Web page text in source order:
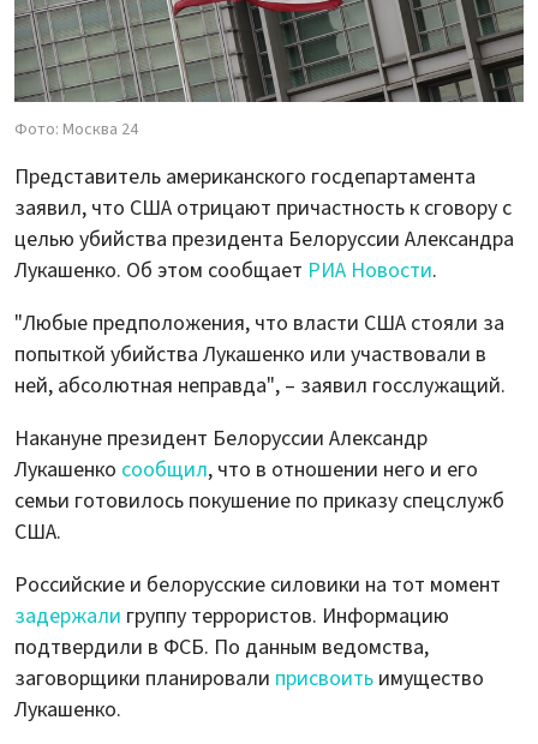
Фото: Москва 24
Представитель американского госдепартамента
заявил, что США отрицают причастность к сговору с
целью убийства президента Белоруссии Александра
Лукашенко. Об этом сообщает РИА Новости.
"Любые предположения, что власти США стояли за
попыткой убийства Лукашенко или участвовали в
ней, абсолютная неправда", – заявил госслужащий.
Накануне президент Белоруссии Александр
Лукашенко сообщил, что в отношении него и его
семьи готовилось покушение по приказу спецслужб
США.
Российские и белорусские силовики на тот момент
задержали группу террористов. Информацию
подтвердили в ФСБ. По данным ведомства,
заговорщики планировали присвоить имущество
Лукашенко.